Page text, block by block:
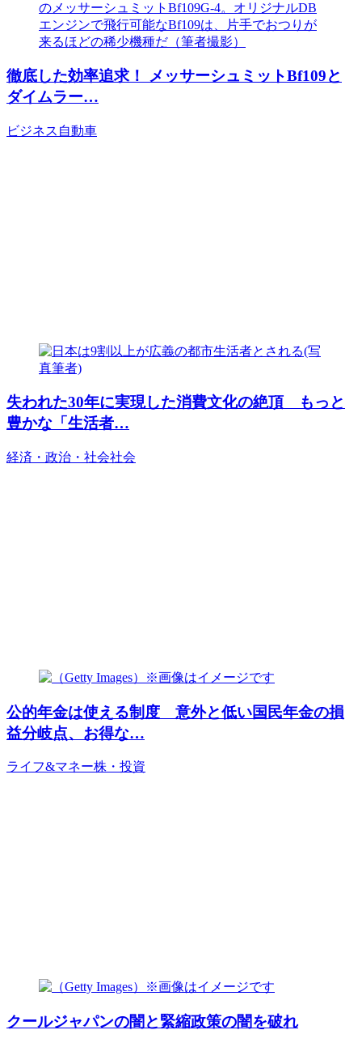
徹底した効率追求！ メッサーシュミットBf109と
ダイムラー…
ビジネス 自動車
失われた30年に実現した消費文化の絶頂 もっと
豊かな「生活者…
経済・政治・社会社会
公的年金は使える制度 意外と低い国民年金の損
益分岐点、お得な…
ライフ&マネー株・投資
クールジャパンの闇と緊縮政策の闇を破れ